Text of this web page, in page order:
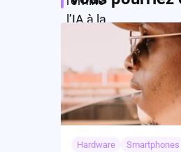
Hardware Smartphones